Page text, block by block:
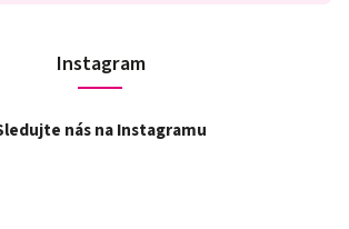
Instagram
nás na Instagramu